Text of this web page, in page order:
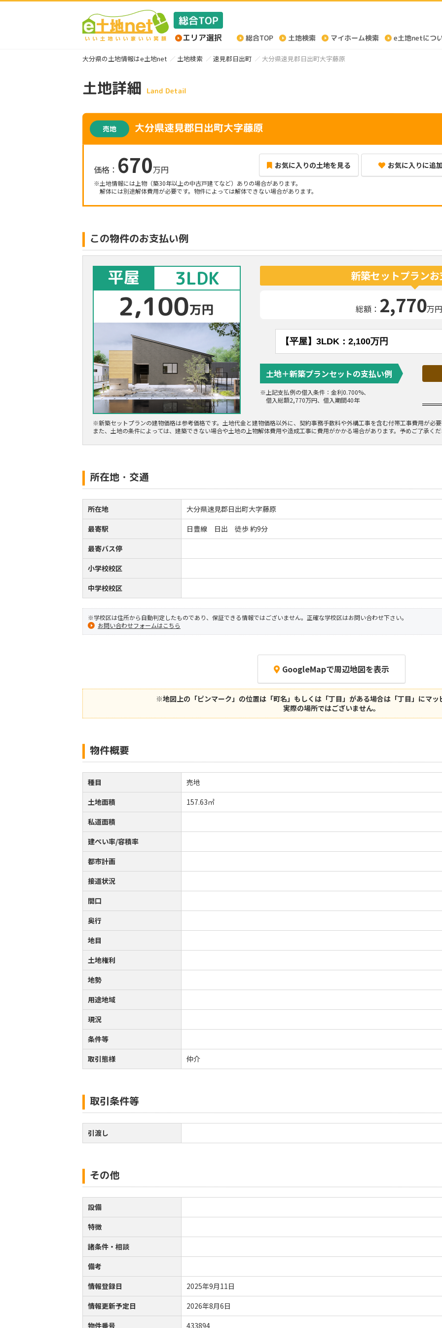
大分県の土地情報はe土地net 土地検索 速見郡日出町 大分県速見郡日出町大字藤原
土地詳細 Land Detail
売地 大分県速見郡日出町大字藤原
価格： 670万円
※土地情報には上物（築30年以上の中古戸建てなど）ありの場合があります。
解体には別途解体費用が必要です。物件によっては解体できない場合があります。
お気に入りの土地を見る お気に入りに追加
この物件のお支払い例
新築セットプラン
総額： 2,770万
土地＋新築プランセットの支払い例
※上記支払例の借入条件：金利0.700%、
借入総額2,770万円、借入期間40年
※新築セットプランの建物価格は参考価格です。土地代金と建物価格以外に、契約事務手数料や外構工事を含む付帯工事費用が必要
また、土地の条件によっては、建築できない場合や土地の上物解体費用や造成工事に費用がかかる場合があります。予めご了承くだ
所在地・交通
所在地
大分県速見郡日出町大字藤原
最寄駅
日豊線 日出 徒歩 約9分
最寄バス停
小学校校区
中学校校区
※学校区は住所から自動判定したものであり、保証できる情報ではございません。正確な学校区はお問い合わせ下さい。
お問い合わせフォームはこちら
GoogleMapで周辺地図を表示
※地図上の「ピンマーク」の位置は「町名」もしくは「丁目」がある場合は「丁目」にマッ
実際の場所ではございません。
物件概要
種目
売地
土地面積
157.63㎡
私道面積
建ぺい率/容積率
都市計画
接道状況
間口
奥行
地目
土地権利
地勢
用途地域
現況
条件等
取引態様
仲介
取引条件等
引渡し
その他
設備
特徴
諸条件・相談
備考
情報登録日
2025年9月11日
情報更新予定日
2026年8月6日
物件番号
433894